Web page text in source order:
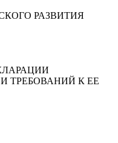
РАЗВИТИЯ
ТРЕБОВАНИЙ К ЕЕ